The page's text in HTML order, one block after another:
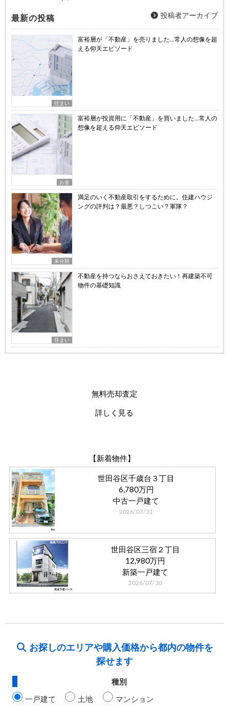
最新の投稿 投稿者アーカイブ
住まい
富裕層が「不動産」を売りました…常人の想像を超
える仰天エピソード
お金
富裕層が投資用に「不動産」を買いました…常人の
想像を超える仰天エピソード
未分類
満足のいく不動産取引をするために。住建ハウジ
ングの評判は？最悪？しつこい？軍隊？
住まい
不動産を持つならおさえておきたい！再建築不可
物件の基礎知識
無料売却査定
詳しく見る
【新着物件】
世田谷区千歳台３丁目
6,780万円
中古一戸建て
2026/07/31
世田谷区三宿２丁目
12,980万円
新築一戸建て
2026/07/30
お探しのエリアや購入価格から都内の物件を
探せます
種別
一戸建て
土地 マンション